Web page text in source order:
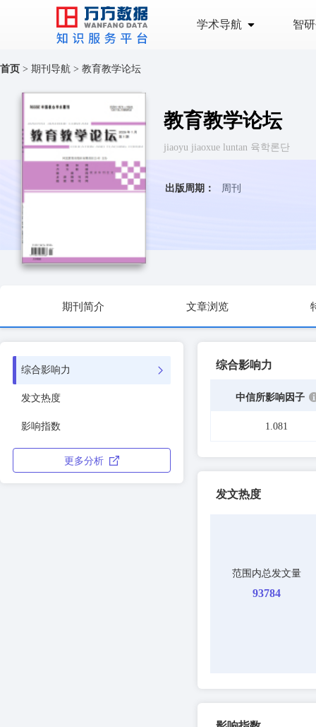
学术导航 智
首页 > 期刊导航 > 教育教学论坛
教育教学论坛
jiaoyu jiaoxue luntan 육학론단
出版周期： 周刊
期刊简介 文章浏览
综合影响力
发文热度
影响指数
更多分析
综合影响力
中信所影响因子
1.081
发文热度
范围内总发文量
93784